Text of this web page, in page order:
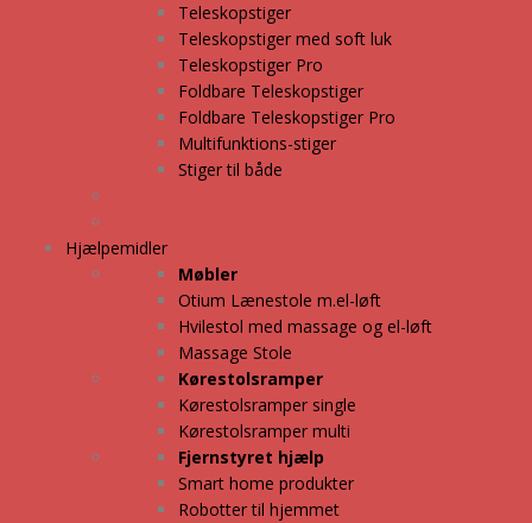
Teleskopstiger
Teleskopstiger med soft luk
Teleskopstiger Pro
Foldbare Teleskopstiger
Foldbare Teleskopstiger Pro
Multifunktions-stiger
Stiger til både
Hjælpemidler
Møbler
Otium Lænestole m.el-løft
Hvilestol med massage og el-løft
Massage Stole
Kørestolsramper
Kørestolsramper single
Kørestolsramper multi
Fjernstyret hjælp
Smart home produkter
Robotter til hjemmet